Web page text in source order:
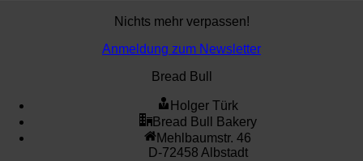
Nichts mehr verpassen!
Anmeldung zum Newsletter
Bread Bull
Holger Türk
Bread Bull Bakery
Mehlbaumstr. 46
D-72458 Albstadt